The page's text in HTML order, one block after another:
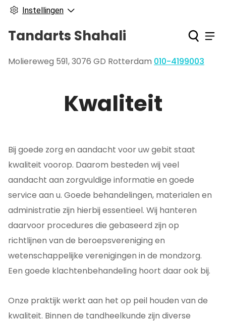
Instellingen
Tandarts Shahali
Moliereweg 591,3076 GD Rotterdam Tel:
010-4199003
Kwaliteit
Bij goede zorg en aandacht voor uw gebit staat
kwaliteit voorop. Daarom besteden wij veel
aandacht aan zorgvuldige informatie en goede
service aan u. Goede behandelingen, materialen en
administratie zijn hierbij essentieel. Wij hanteren
daarvoor procedures die gebaseerd zijn op
richtlijnen van de beroepsvereniging en
wetenschappelijke verenigingen in de mondzorg.
Een goede klachtenbehandeling hoort daar ook bij.
Onze praktijk werkt aan het op peil houden van de
kwaliteit. Binnen de tandheelkunde zijn diverse